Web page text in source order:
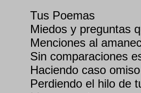
Tus Poemas
Miedos y preguntas
Menciones al
Sin comparaciones
Haciendo caso
Perdiendo el hilo de